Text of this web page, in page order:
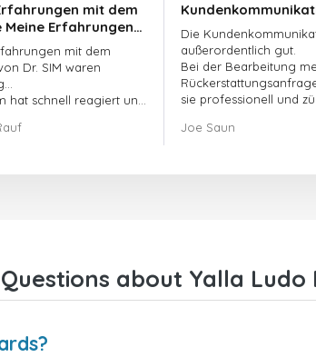
mit dem
Meine Erfahrungen
Service von
waren großartig.
mit dem
Dr. SIM waren
hat schnell reagiert und
bearbeitet.
Die
außerordentlich gut.
Bei der Bearbeitung
sie professionell und
gelöst.
Joe Saun
about Yalla Ludo